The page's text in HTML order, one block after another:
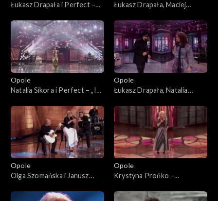
Łukasz Drapała i Perfect –
Koncert „Autobiografia.
Jubileusz Bogdana Olewicza”
Łukasz Drapała, Maciej
– „Autobiografia”. 63. KFPP:
Koncert „Autobiografia.
Jubileusz Bogdana Olewicza”
Opole
Natalia Sikora i Perfect – „Idź
„Autobiografia. Jubileusz
Bogdana Olewicza”
Opole
Łukasz Drapała, Natalia
„Niewiele ci mogę dać”. 63.
KFPP: Koncert
„Autobiografia. Jubileusz
Bogdana Olewicza”
Opole
Olga Szomańska i Janusz
nieznajomej”. 63. KFPP:
Opole
Krystyna Prońko –
prawdziwą”. 63. KFPP: